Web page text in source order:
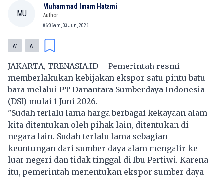
MU
Muhammad Imam Hatami
Author
06:06am, 03 Jun, 2026
A- A+
JAKARTA, TRENASIA.ID – Pemerintah resmi
memberlakukan kebijakan ekspor satu pintu batu
bara melalui PT Danantara Sumberdaya Indonesia
(DSI) mulai 1 Juni 2026.
"Sudah terlalu lama harga berbagai kekayaan alam
kita ditentukan oleh pihak lain, ditentukan di
negara lain. Sudah terlalu lama sebagian
keuntungan dari sumber daya alam mengalir ke
luar negeri dan tidak tinggal di Ibu Pertiwi. Karena
itu, pemerintah menentukan ekspor sumber daya